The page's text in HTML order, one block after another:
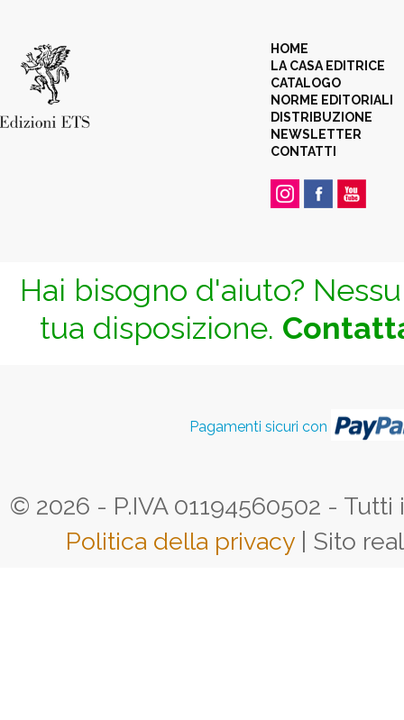
HOME
LA CASA EDITRICE
CATALOGO
NORME EDITORIALI
DISTRIBUZIONE
NEWSLETTER
CONTATTI
Hai bisogno d'aiuto?
tua disposizione.
Pagamenti sicuri con
© 2026 - P.IVA 01194560502 -
Politica della privacy | Sito